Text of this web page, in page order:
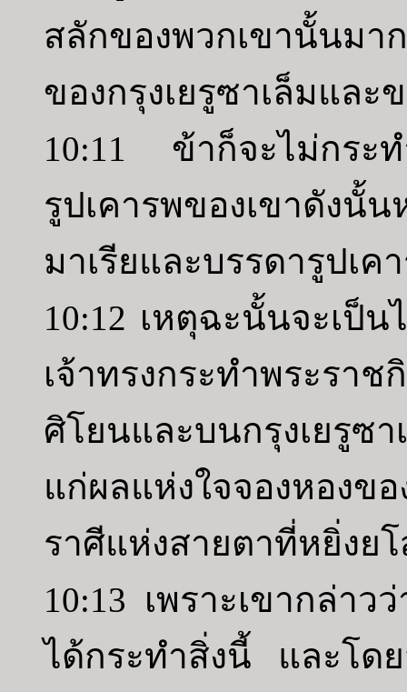
สลักของพวกเขานั้นมา
ของกรุงเยรูซาเล็มและ
10:11 ข้าก็จะไม่กระท
รูปเคารพของเขาดังนั้
มาเรียและบรรดารูปเค
10:12 เหตุฉะนั้นจะเป็น
เจ้าทรงกระทำพระรา
ศิโยนและบนกรุงเยรูซ
แก่ผลแห่งใจจองหองข
ราศีแห่งสายตาที่หยิ่งยโ
10:13 เพราะเขากล่า
ได้กระทำสิ่งนี้ และโด